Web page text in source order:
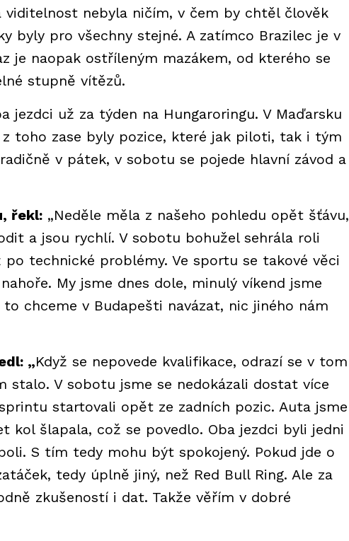
viditelnost nebyla ničím, v čem by chtěl člověk
byly pro všechny stejné. A zatímco Brazilec je v
je naopak ostříleným mazákem, od kterého se
stupně vítězů.
jezdci už za týden na Hungaroringu. V Maďarsku
toho zase byly pozice, které jak piloti, tak i tým
v pátek, v sobotu se pojede hlavní závod a
řekl: „Neděle měla z našeho pohledu opět šťávu,
a jsou rychlí. V sobotu bohužel sehrála roli
technické problémy. Ve sportu se takové věci
My jsme dnes dole, minulý víkend jsme
chceme v Budapešti navázat, nic jiného nám
„Když se nepovede kvalifikace, odrazí se v tom
stalo. V sobotu jsme se nedokázali dostat více
startovali opět ze zadních pozic. Auta jsme
kol šlapala, což se povedlo. Oba jezdci byli jedni
S tím tedy mohu být spokojený. Pokud jde o
tedy úplně jiný, než Red Bull Ring. Ale za
zkušeností i dat. Takže věřím v dobré